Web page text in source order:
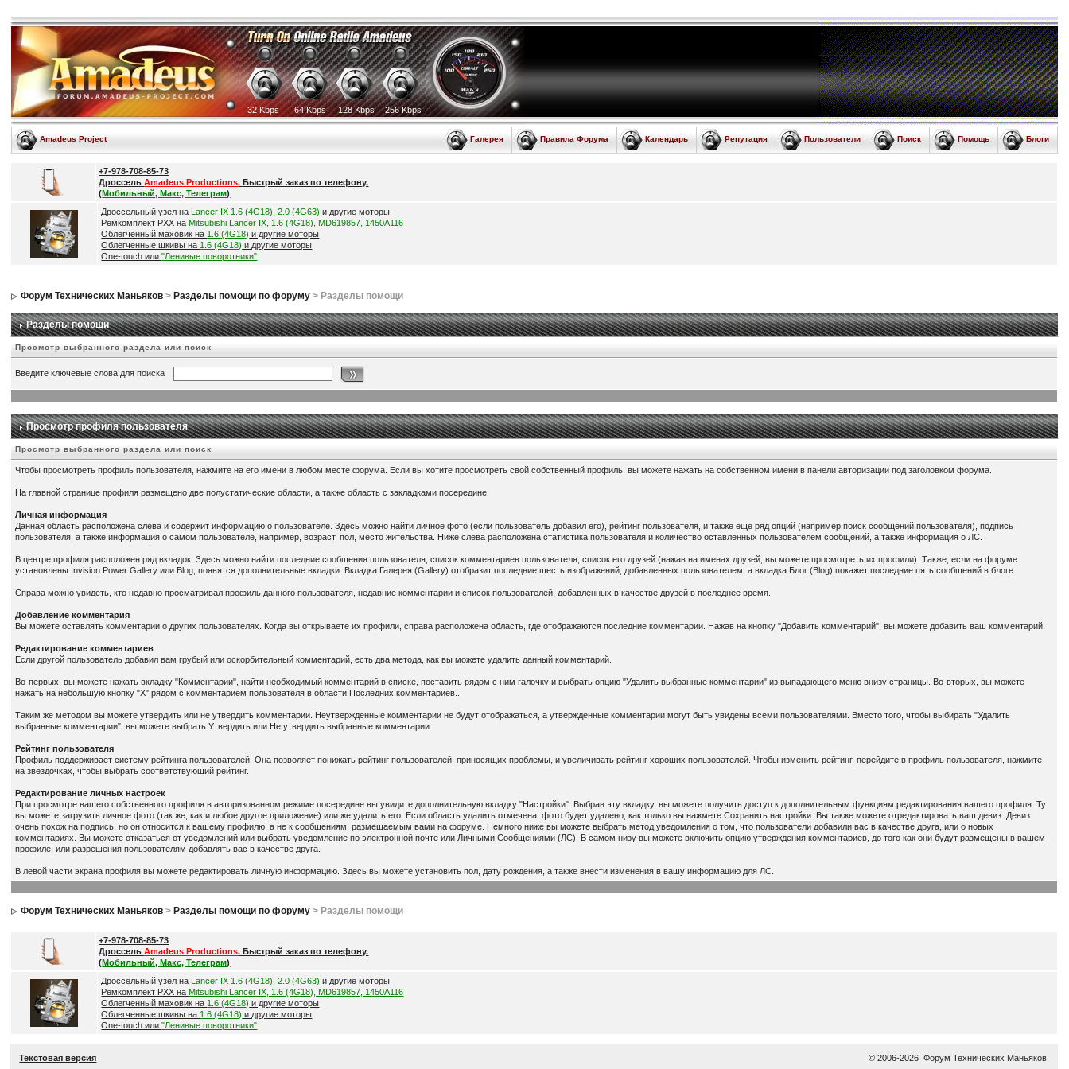
32 Kbps 64 Kbps 128 Kbps 256 Kbps
Amadeus Project Блоги
Помощь
Поиск
Пользователи
Репутация
Календарь
Правила Форума
Галерея
+7-978-708-85-73
ДроссельAmadeus Productions. Быстрый заказ по телефону.
(Мобильный, Макс, Телеграм)
Дроссельный узел на Lancer IX 1.6 (4G18), 2.0 (4G63) и другие моторы
Ремкомплект РХХ на Mitsubishi Lancer IX, 1.6 (4G18), MD619857, 1450A116
Облегченный маховик на 1.6 (4G18) и другие моторы
Облегченные шкивы на 1.6 (4G18) и другие моторы
One-touch или"Ленивые поворотники"
Форум Технических Маньяков > Разделы помощи по форуму > Разделы помощи
Разделы помощи
Просмотр выбранного раздела или поиск
Введите ключевые слова для поиска
Просмотр профиля пользователя
Просмотр выбранного раздела или поиск
Чтобы просмотреть профиль пользователя, нажмите на его имени в любом месте форума. Если вы хотите просмотреть свой собственный профиль, вы можете нажать на собственном имени в панели авторизации под заголовком форума.
На главной странице профиля размещено две полустатические области, а также область с закладками посередине.
Личная информация
Данная область расположена слева и содержит информацию о пользователе. Здесь можно найти личное фото (если пользователь добавил его), рейтинг пользователя, и также еще ряд опций (например поиск сообщений пользователя), подпись
пользователя, а также информация о самом пользователе, например, возраст, пол, место жительства. Ниже слева расположена статистика пользователя и количество оставленных пользователем сообщений, а также информация о ЛС.
В центре профиля расположен ряд вкладок. Здесь можно найти последние сообщения пользователя, список комментариев пользователя, список его друзей (нажав на именах друзей, вы можете просмотреть их профили). Также, если на форуме
установлены Invision Power Gallery или Blog, появятся дополнительные вкладки. Вкладка Галерея (Gallery) отобразит последние шесть изображений, добавленных пользователем, а вкладка Блог (Blog) покажет последние пять сообщений в блоге.
Справа можно увидеть, кто недавно просматривал профиль данного пользователя, недавние комментарии и список пользователей, добавленных в качестве друзей в последнее время.
Добавление комментария
Вы можете оставлять комментарии о других пользователях. Когда вы открываете их профили, справа расположена область, где отображаются последние комментарии. Нажав на кнопку "Добавить комментарий", вы можете добавить ваш комментарий.
Редактирование комментариев
Если другой пользователь добавил вам грубый или оскорбительный комментарий, есть два метода, как вы можете удалить данный комментарий.
Во-первых, вы можете нажать вкладку "Комментарии", найти необходимый комментарий в списке, поставить рядом с ним галочку и выбрать опцию "Удалить выбранные комментарии" из выпадающего меню внизу страницы. Во-вторых, вы можете
нажать на небольшую кнопку "Х" рядом с комментарием пользователя в области Последних комментариев..
Таким же методом вы можете утвердить или не утвердить комментарии. Неутвержденные комментарии не будут отображаться, а утвержденные комментарии могут быть увидены всеми пользователями. Вместо того, чтобы выбирать "Удалить
выбранные комментарии", вы можете выбрать Утвердить или Не утвердить выбранные комментарии.
Рейтинг пользователя
Профиль поддерживает систему рейтинга пользователей. Она позволяет понижать рейтинг пользователей, приносящих проблемы, и увеличивать рейтинг хороших пользователей. Чтобы изменить рейтинг, перейдите в профиль пользователя, нажмите
на звездочках, чтобы выбрать соответствующий рейтинг.
Редактирование личных настроек
При просмотре вашего собственного профиля в авторизованном режиме посередине вы увидите дополнительную вкладку "Настройки". Выбрав эту вкладку, вы можете получить доступ к дополнительным функциям редактирования вашего профиля. Тут
вы можете загрузить личное фото (так же, как и любое другое приложение) или же удалить его. Если область удалить отмечена, фото будет удалено, как только вы нажмете Сохранить настройки. Вы также можете отредактировать ваш девиз. Девиз
очень похож на подпись, но он относится к вашему профилю, а не к сообщениям, размещаемым вами на форуме. Немного ниже вы можете выбрать метод уведомления о том, что пользователи добавили вас в качестве друга, или о новых
комментариях. Вы можете отказаться от уведомлений или выбрать уведомление по электронной почте или Личными Сообщениями (ЛС). В самом низу вы можете включить опцию утверждения комментариев, до того как они будут размещены в вашем
профиле, или разрешения пользователям добавлять вас в качестве друга.
В левой части экрана профиля вы можете редактировать личную информацию. Здесь вы можете установить пол, дату рождения, а также внести изменения в вашу информацию для ЛС.
Форум Технических Маньяков > Разделы помощи по форуму > Разделы помощи
+7-978-708-85-73
ДроссельAmadeus Productions. Быстрый заказ по телефону.
(Мобильный, Макс, Телеграм)
Дроссельный узел на Lancer IX 1.6 (4G18), 2.0 (4G63) и другие моторы
Ремкомплект РХХ на Mitsubishi Lancer IX, 1.6 (4G18), MD619857, 1450A116
Облегченный маховик на 1.6 (4G18) и другие моторы
Облегченные шкивы на 1.6 (4G18) и другие моторы
One-touch или"Ленивые поворотники"
Текстовая версия © 2006-2026Форум Технических Маньяков